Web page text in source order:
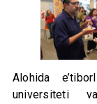
Alohida
universiteti